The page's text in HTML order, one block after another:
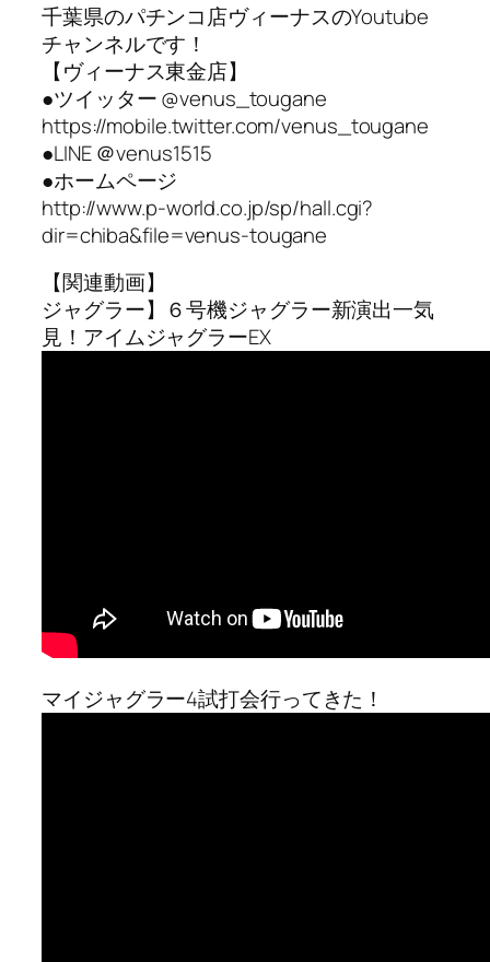
千葉県のパチンコ店ヴィーナスのYoutube
チャンネルです！
【ヴィーナス東金店】
●ツイッター @venus_tougane
https://mobile.twitter.com/venus_tougane
●LINE ＠venus1515
●ホームページ
http://www.p-world.co.jp/sp/hall.cgi?
dir=chiba&file=venus-tougane
【関連動画】
ジャグラー】６号機ジャグラー新演出一気
見！アイムジャグラーEX
マイジャグラー4試打会行ってきた！